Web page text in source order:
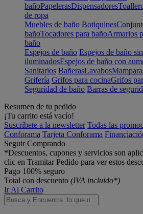
bañoPapelerasDispensadores
de ropa
Muebles de baño Botiquines
bañoTocadores para bañoArmarios
baño
Espejos de baño Espejos de baño
iluminadosEspejos de baño con
Sanitarios BañerasLavabos
Grifería Grifos para cocinaGrifos
Seguridad de baño Barras de
Resumen de tu pedido
¡Tu carrito está vacío!
Suscríbete a la newsletter Todas las
Conforama Tarjeta Conforama
Seguir Comprando
*Descuentos, cupones y servicios son
clic en Tramitar Pedido para ver estos
Pago 100% seguro
Total con descuento (IVA incluido*)
Ir Al Carrito